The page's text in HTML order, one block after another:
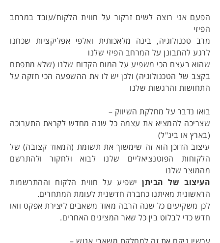
הפעם אני רוצה לשים זרקור על חווית הלקוח/עובד במרחב
הפיזי
מרב טכנולוגיה, בינה מלאכותית ואלפי אפליקציות שכחנו
לרגע להתבונן על המרחב הפיזי שלנו
שהוא בעצם הכי משפיע על המוח הקדום שלנו (שלא מתפתח
בקצב של הטכנולוגיה) ולכן יש לו את ההשפעה הכי חזקה על
התחושות והרגשות שלנו
בואו נדבר על מחלקת השיווק –
שצריכה להמציא את עצמה כל שנה מחדש לקראת התערוכה
(בארץ או בינ"ל)
עיצוב הדוכן הוא זה שימשוך את תשומת (המאוד קצובה) של
הלקוחות הפוטנציאליים שלנו לבוא ולחקור ולהתרשם
מהמוצר שלנו
העיצוב של הביתן ישפיע על חווית הלקוח וההתרשמות
הראשונית מאיתנו כחברה חדשנית לעומת המתחרים.
לכן משקיעים כל שנה הרבה מאוד משאבים ליצירת אפקט וואו
חדש כדי לבלוט בין כל שאר המציגים האחרים.